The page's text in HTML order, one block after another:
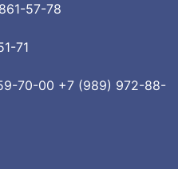
57-78
71
70-00 +7 (989) 972-88-